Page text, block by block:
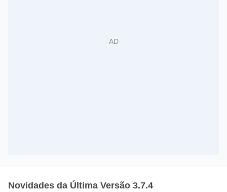
Novidades da Última Versão 3.7.4